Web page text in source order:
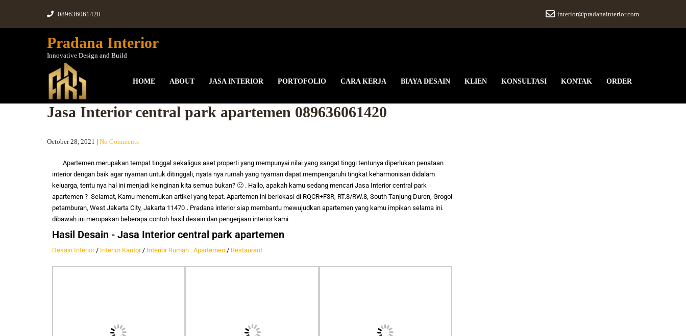
089636061420 interior@pradanainterior.com
Pradana Interior
Innovative Design and Build
HOME ABOUT JASA INTERIOR PORTOFOLIO CARA KERJA BIAYA DESAIN KLIEN KONSULTASI KONTAK ORDER
Jasa Interior central park apartemen 089636061420
October 28, 2021 | No Comments
Apartemen merupakan tempat tinggal sekaligus aset properti yang mempunyai nilai yang sangat tinggi tentunya diperlukan penataan
interior dengan baik agar nyaman untuk ditinggali, nyata nya rumah yang nyaman dapat mempengaruhi tingkat keharmonisan didalam
keluarga, tentu nya hal ini menjadi keinginan kita semua bukan? 🙂 . Hallo, apakah kamu sedang mencari Jasa Interior central park
apartemen ? Selamat, Kamu menemukan artikel yang tepat. Apartemen ini berlokasi di RQCR+F3R, RT.8/RW.8, South Tanjung Duren, Grogol
petamburan, West Jakarta City, Jakarta 11470 . Pradana interior siap membantu mewujudkan apartemen yang kamu impikan selama ini.
dibawah ini merupakan beberapa contoh hasil desain dan pengerjaan interior kami
Hasil Desain - Jasa Interior central park apartemen
Desain Interior/ Interior Kantor/ Interior Rumah , Apartemen / Restaurant